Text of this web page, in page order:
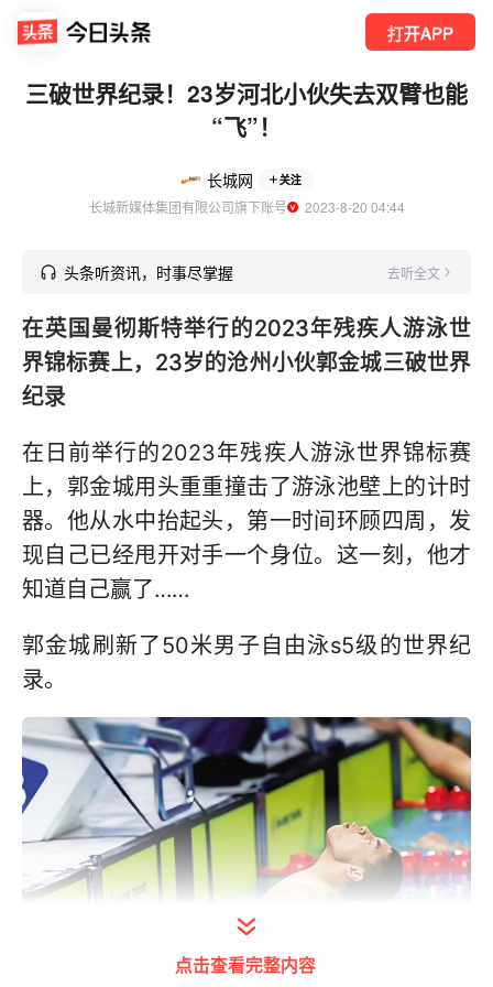
打开APP
三破世界纪录！23岁河北小伙失去双臂也能
“飞”！
长城网 关注
长城新媒体集团有限公司旗下账号
  2023-8-20 04:44
头条听资讯，时事尽掌握 去听全文
在英国曼彻斯特举行的2023年残疾人游泳世
界锦标赛上，23岁的沧州小伙郭金城三破世界
纪录
在日前举行的2023年残疾人游泳世界锦标赛
上，郭金城用头重重撞击了游泳池壁上的计时
器。他从水中抬起头，第一时间环顾四周，发
现自己已经甩开对手一个身位。这一刻，他才
知道自己赢了……
郭金城刷新了50米男子自由泳s5级的世界纪
录。
点击查看完整内容